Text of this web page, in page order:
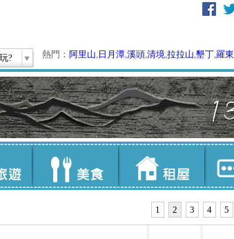
? 熱門： 阿里山, 日月潭,溪頭,清境,拉拉山,墾丁,羅東
1 2 3 4 5